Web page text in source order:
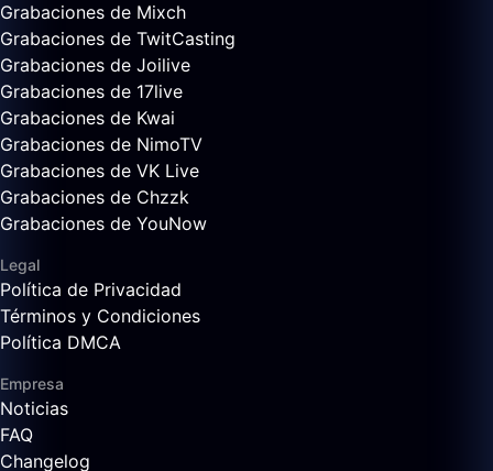
Grabaciones de Mixch
Grabaciones de TwitCasting
Grabaciones de Joilive
Grabaciones de 17live
Grabaciones de Kwai
Grabaciones de NimoTV
Grabaciones de VK Live
Grabaciones de Chzzk
Grabaciones de YouNow
Legal
Política de Privacidad
Términos y Condiciones
Política DMCA
Empresa
Noticias
FAQ
Changelog